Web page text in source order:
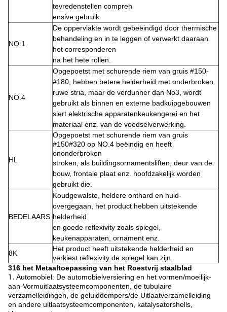
tevredenstellen compreh
ensive gebruik.
NO.1
De oppervlakte wordt gebeëindigd door thermische
behandeling en in te leggen of verwerkt daaraan
het corresponderen
na het hete rollen.
NO.4
Opgepoetst met schurende riem van gruis #150-
#180, hebben betere helderheid met onderbroken
ruwe stria, maar de verdunner dan No3, wordt
gebruikt als binnen en externe badkuipgebouwen
siert elektrische apparatenkeukengerei en het
materiaal enz. van de voedselverwerking.
HL
Opgepoetst met schurende riem van gruis
#150#320 op NO.4 beëindig en heeft
ononderbroken
stroken, als buildingsornamentsliften, deur van de
bouw, frontale plaat enz. hoofdzakelijk worden
gebruikt die.
BEDELAARS
Koudgewalste, heldere onthard en huid-
overgegaan, het product hebben uitstekende
helderheid
en goede reflexivity zoals spiegel,
keukenapparaten, ornament enz.
8K
Het product heeft uitstekende helderheid en
verkiest reflexivity de spiegel kan zijn.
316 het Metaaltoepassing van het Roestvrij staalblad
1. Automobiel: De automobielversiering en het vormen/moeilijk-
aan-Vormuitlaatsysteemcomponenten, de tubulaire
verzamelleidingen, de geluiddempers/de Uitlaatverzamelleiding
en andere uitlaatsysteemcomponenten, katalysatorshells,